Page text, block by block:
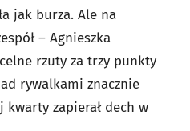
jak burza. Ale na
– Agnieszka
rzuty za trzy punkty
rywalkami znacznie
kwarty zapierał dech w